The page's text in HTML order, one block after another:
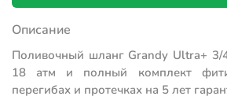
Описание
Поливочный шланг Grandy Ultra+ 3/
18 атм и полный комплект
перегибах и протечках на 5 лет